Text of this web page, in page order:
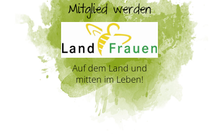
Mitglied werden
Auf dem Land und
mitten im Leben!